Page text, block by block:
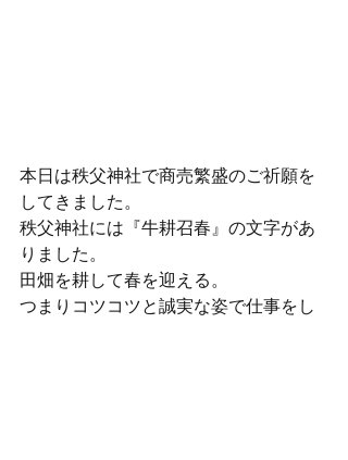
本日は秩父神社で商売繁盛のご祈願を
してきました。
秩父神社には『牛耕召春』の文字があ
りました。
田畑を耕して春を迎える。
つまりコツコツと誠実な姿で仕事をし